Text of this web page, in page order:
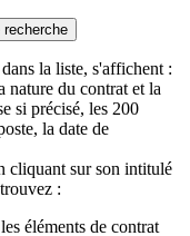
la liste, s'affichent :
du contrat et la
si précisé, les 200
la date de
cliquant sur son intitulé
:
éléments de contrat